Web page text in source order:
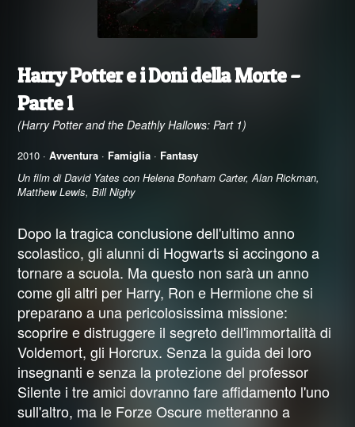
Harry Potter e i Doni della Morte –
Parte 1
(Harry Potter and the Deathly Hallows: Part 1)
2010 · Avventura · Famiglia · Fantasy
Un film di David Yates con Helena Bonham Carter, Alan Rickman,
Matthew Lewis, Bill Nighy
Dopo la tragica conclusione dell'ultimo anno
scolastico, gli alunni di Hogwarts si accingono a
tornare a scuola. Ma questo non sarà un anno
come gli altri per Harry, Ron e Hermione che si
preparano a una pericolosissima missione:
scoprire e distruggere il segreto dell'immortalità di
Voldemort, gli Horcrux. Senza la guida dei loro
insegnanti e senza la protezione del professor
Silente i tre amici dovranno fare affidamento l'uno
sull'altro, ma le Forze Oscure metteranno a